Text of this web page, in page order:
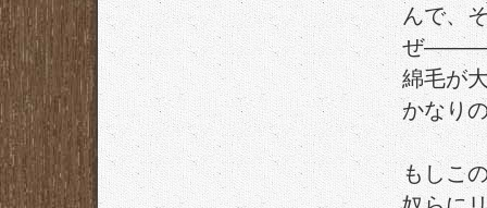
んで、
ぜ―――
綿毛が
かなり
もしこ